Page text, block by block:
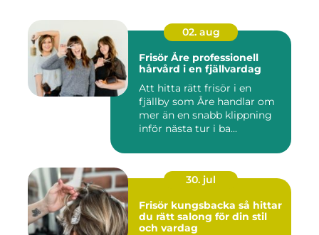
02. aug
Frisör Åre professionell
hårvård i en fjällvardag
Att hitta rätt frisör i en
fjällby som Åre handlar om
mer än en snabb klippning
inför nästa tur i ba...
30. jul
Frisör kungsbacka så hittar
du rätt salong för din stil
och vardag